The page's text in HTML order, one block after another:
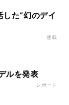
た“幻のデイ
連載
ルを発表
レポート